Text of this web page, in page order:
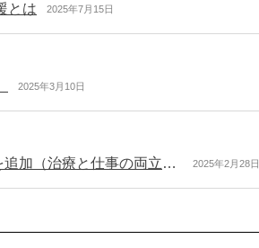
とは 2025年7月15日
2025年3月10日
「2024年度 治療と仕事の両立支援シンポジウム/セミナー」のアーカイブ動画を追加（治療と仕事の両立支援ナビ） 2025年2月28日